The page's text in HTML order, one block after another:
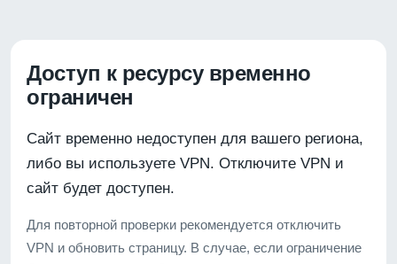
Доступ к ресурсу временно
ограничен
Сайт временно недоступен для вашего региона,
либо вы используете VPN. Отключите VPN и
сайт будет доступен.
Для повторной проверки рекомендуется отключить
VPN и обновить страницу. В случае, если ограничение